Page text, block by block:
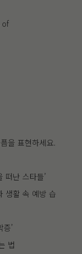
of
을 표현하세요.
떠난 스타들’
생활 속 예방 습
’
법